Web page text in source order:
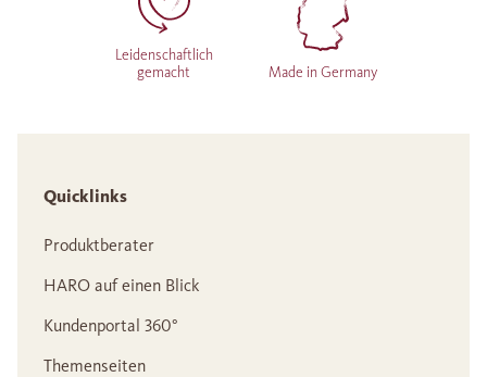
Leidenschaftlich
gemacht
Made in Germany
Quicklinks
Produktberater
HARO auf einen Blick
Kundenportal 360°
Themenseiten